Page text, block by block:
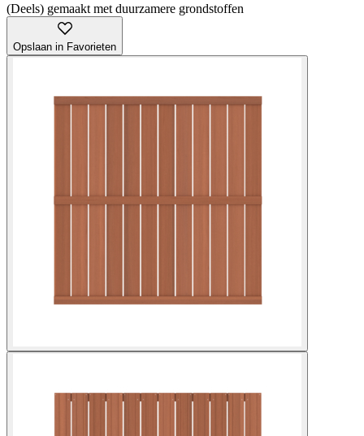
(Deels) gemaakt met duurzamere grondstoffen
Opslaan in Favorieten